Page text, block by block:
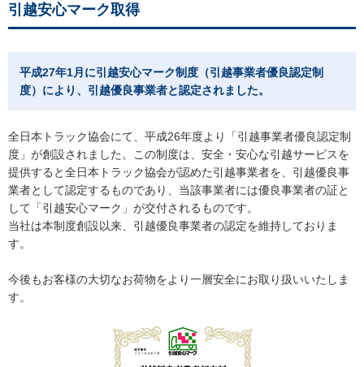
引越安心マーク取得
平成27年1月に引越安心マーク制度（引越事業者優良認定制
度）により、引越優良事業者と認定されました。
全日本トラック協会にて、平成26年度より「引越事業者優良認定制
度」が創設されました。この制度は、安全・安心な引越サービスを
提供すると全日本トラック協会が認めた引越事業者を、引越優良事
業者として認定するものであり、当該事業者には優良事業者の証と
して「引越安心マーク」が交付されるものです。
当社は本制度創設以来、引越優良事業者の認定を維持しておりま
す。
今後もお客様の大切なお荷物をより一層安全にお取り扱いいたしま
す。